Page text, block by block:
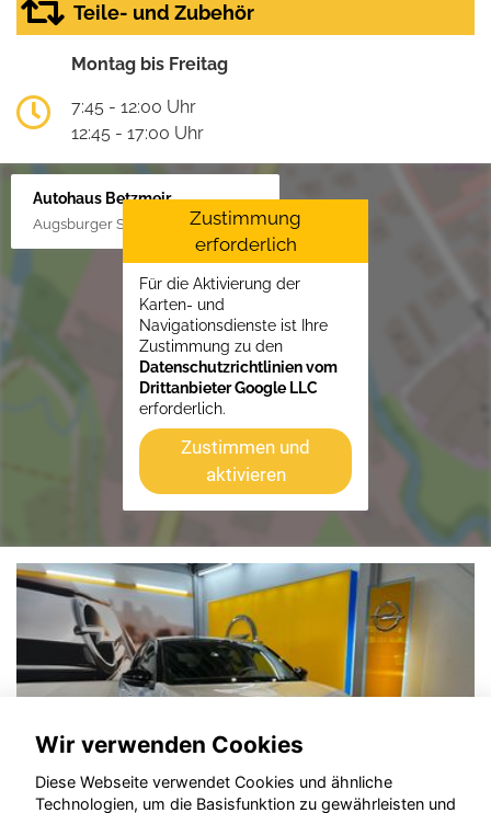
Teile- und Zubehör
Montag bis Freitag
7:45 - 12:00 Uhr
12:45 - 17:00 Uhr
Autohaus Betzmeir
Augsburger Str. 33, 86551 Aichach
Zustimmung
erforderlich
Für die Aktivierung der
Karten- und
Navigationsdienste ist Ihre
Zustimmung zu den
Datenschutzrichtlinien vom
Drittanbieter Google LLC
erforderlich.
Zustimmen und
aktivieren
Wir verwenden Cookies
Diese Webseite verwendet Cookies und ähnliche
Technologien, um die Basisfunktion zu gewährleisten und